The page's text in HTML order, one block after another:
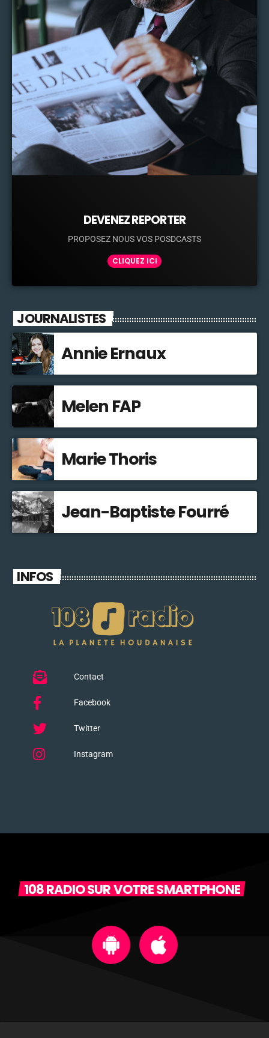
DEVENEZ REPORTER
PROPOSEZ NOUS VOS POSDCASTS
CLIQUEZ ICI
JOURNALISTES
Annie Ernaux
Melen FAP
Marie Thoris
Jean-Baptiste Fourré
INFOS
Contact
Facebook
Twitter
Instagram
108 RADIO SUR VOTRE SMARTPHONE